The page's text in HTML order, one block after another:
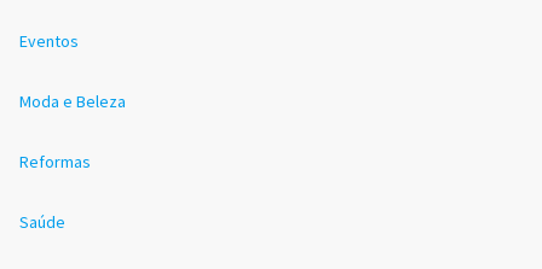
Eventos
Moda e Beleza
Reformas
Saúde